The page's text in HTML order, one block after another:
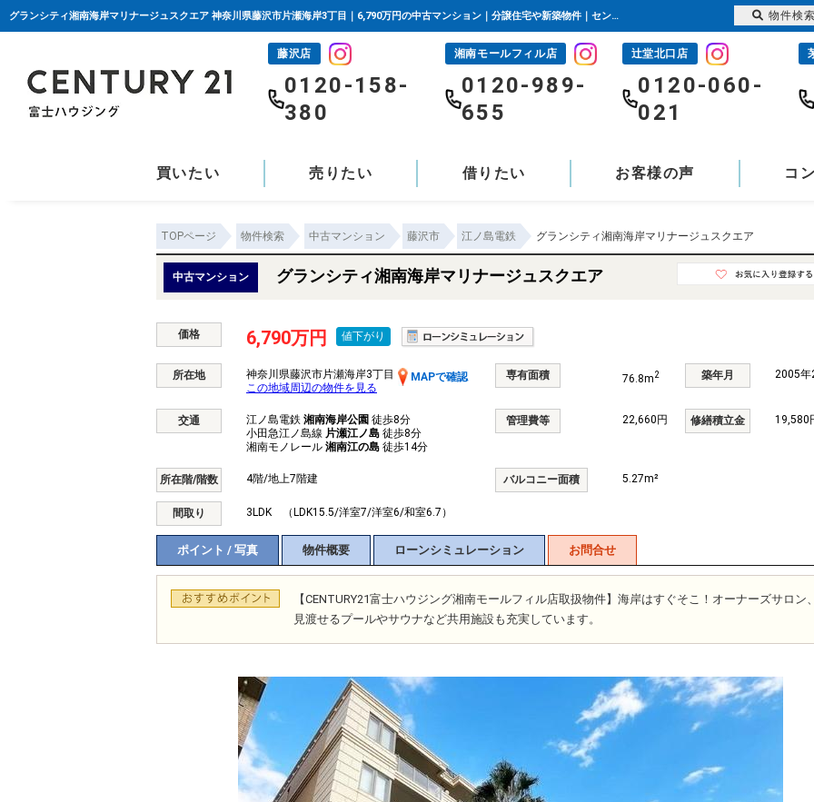
グランシティ湘南海岸マリナージュスクエア 神奈川県藤沢市片瀬海岸3丁目｜6,790万円の中古マンション｜分譲住宅や新築物件｜センチュリー21富士ハウジング
藤沢店
0120-158-
380
湘南モールフィル店
0120-989-
655
辻堂北口店
0120-060-
021
買いたい 売りたい 借りたい お客様の声 コ
TOPページ 物件検索 中古マンション 藤沢市 江ノ島電鉄 グランシティ湘南海岸マリナージュスクエア
中古マンション グランシティ湘南海岸マリナージュスクエア
価格 6,790万円 値下がり
所在地 神奈川県藤沢市片瀬海岸3丁目
MAPで確認
この地域周辺の物件を見る
専有面積 76.8m2 築年月 2005年
交通 江ノ島電鉄 湘南海岸公園 徒歩8分
小田急江ノ島線 片瀬江ノ島 徒歩8分
湘南モノレール 湘南江の島 徒歩14分
管理費等 22,660円 修繕積立金 19,580
所在階/階数 4階/地上7階建 バルコニー面積 5.27m²
間取り 3LDK （LDK15.5/洋室7/洋室6/和室6.7）
ポイント / 写真 物件概要 ローンシミュレーション お問合せ
【CENTURY21富士ハウジング湘南モールフィル店取扱物件】海岸はすぐそこ！オーナーズサロン
見渡せるプールやサウナなど共用施設も充実しています。
物件検